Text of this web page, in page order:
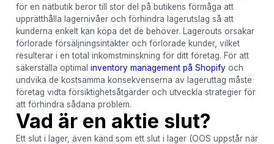
för en nätbutik beror till stor del på butikens förmåga att
upprätthålla lagernivåer och förhindra lagerutslag så att
kunderna enkelt kan köpa det de behöver. Lagerouts orsakar
förlorade försäljningsintäkter och förlorade kunder, vilket
resulterar i en total inkomstminskning för ditt företag. För att
säkerställa optimal inventory management på Shopifyoch
undvika de kostsamma konsekvenserna av lageruttag måste
företag vidta försiktighetsåtgärder och utveckla strategier för
att förhindra sådana problem.
Vad är en aktie slut?
Ett slut i lager, även känd som ett slut i lager (OOS uppstår när